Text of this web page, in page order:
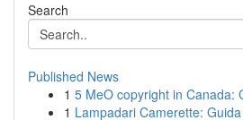
Search
Published News
1 5 MeO copyright in Canada:
1 Lampadari Camerette: